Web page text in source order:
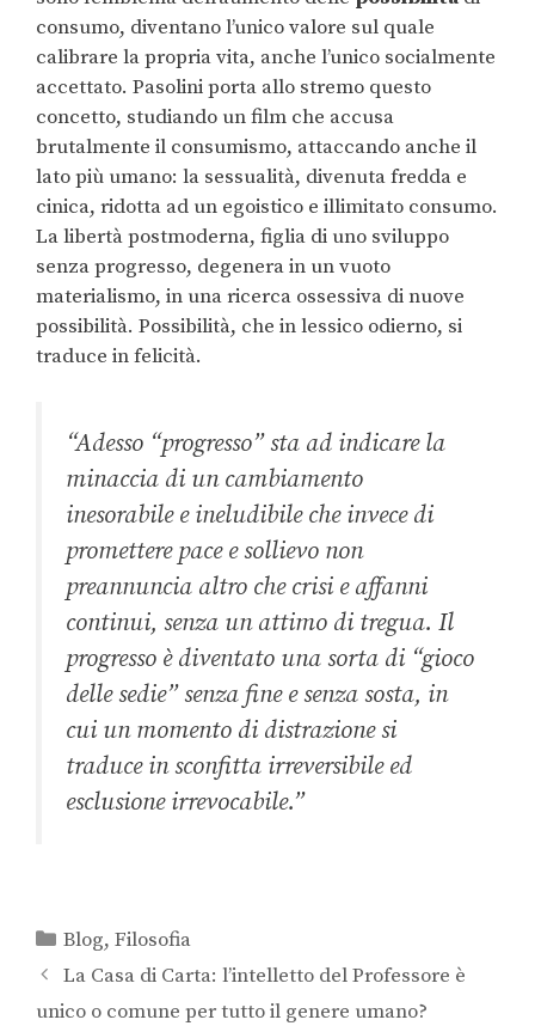
consumo, diventano l’unico valore sul quale
calibrare la propria vita, anche l’unico socialmente
accettato. Pasolini porta allo stremo questo
concetto, studiando un film che accusa
brutalmente il consumismo, attaccando anche il
lato più umano: la sessualità, divenuta fredda e
cinica, ridotta ad un egoistico e illimitato consumo.
La libertà postmoderna, figlia di uno sviluppo
senza progresso, degenera in un vuoto
materialismo, in una ricerca ossessiva di nuove
possibilità. Possibilità, che in lessico odierno, si
traduce in felicità.
“Adesso “progresso” sta ad indicare la
minaccia di un cambiamento
inesorabile e ineludibile che invece di
promettere pace e sollievo non
preannuncia altro che crisi e affanni
continui, senza un attimo di tregua. Il
progresso è diventato una sorta di “gioco
delle sedie” senza fine e senza sosta, in
cui un momento di distrazione si
traduce in sconfitta irreversibile ed
esclusione irrevocabile.”
Blog,Filosofia
La Casa di Carta: l’intelletto del Professore è
unico o comune per tutto il genere umano?